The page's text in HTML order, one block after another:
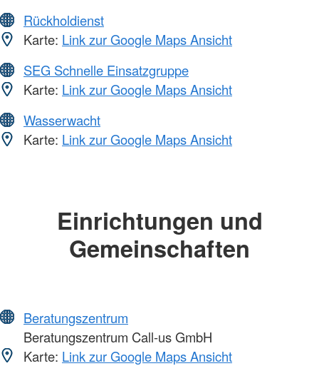
Rückholdienst
Karte: Link zur Google Maps Ansicht
SEG Schnelle Einsatzgruppe
Karte: Link zur Google Maps Ansicht
Wasserwacht
Karte: Link zur Google Maps Ansicht
Einrichtungen und
Gemeinschaften
Beratungszentrum
Beratungszentrum Call-us GmbH
Karte: Link zur Google Maps Ansicht